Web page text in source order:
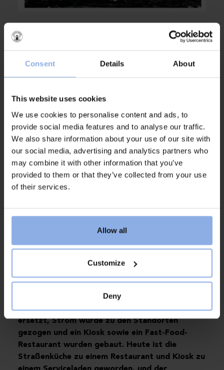
Consent Details About
This website uses cookies
We use cookies to personalise content and ads, to
provide social media features and to analyse our traffic.
We also share information about your use of our site with
our social media, advertising and analytics partners who
may combine it with other information that you’ve
provided to them or that they’ve collected from your use
of their services.
Allow all
Customize
Deny
DIE GESCHICHTE VON SALTVIK
Von schwedischen Soldaten zu
Campinggästen
Während des Zweiten Weltkriegs waren
schwedische Soldaten im heutigen
Naturschutzgebiet Tjurpannan stationiert. Sie
verliebten sich in die fantastische Umgebung
und brachten nach Kriegsende ihre Familien
richteten Kaltwasserduschen und
Trockentoiletten ein. Im Laufe der Jahre stieg
Komfort wurde immer größer: Kaltwasser
wurde durch warmes Wasser ersetzt,
Trockentoiletten wurden durch Wassertoiletten
ersetzt, Strom wurde zu den Standorten
gezogen und ein Kiosk sowie ein Fast-Food-
Restaurant wurden gebaut. Heute ist die
Straßenküche zu einem Restaurant und Kiosk zu